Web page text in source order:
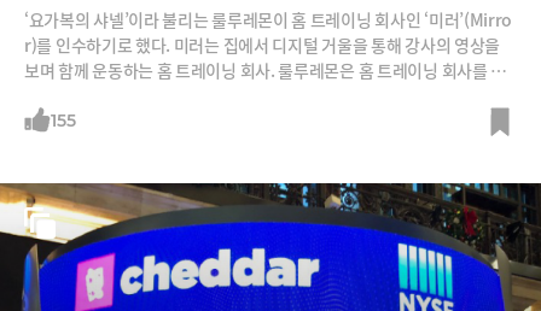
‘요가복의 샤넬’이라 불리는 룰루레몬이 홈 트레이닝 회사인 ‘미러’(Mirro
r)를 인수하기로 했다. 미러는 집에서 디지털 거울을 통해 강사의 영상을
보며 함께 운동하는 홈 트레이닝 회사. 룰루레몬은 홈 트레이닝 회사를 통
155